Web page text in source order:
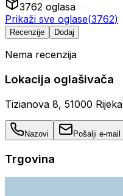
3762 oglasa
Prikaži sve oglase(3762)
Recenzije Dodaj
Nema recenzija
Lokacija oglašivača
Tizianova 8, 51000 Rijeka
Nazovi Pošalji e-mail
Trgovina